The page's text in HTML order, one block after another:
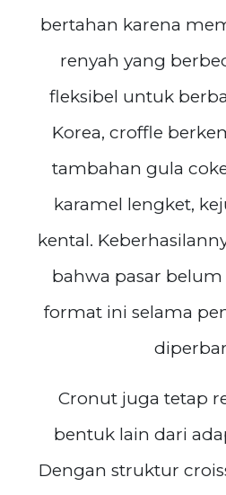
bertahan karena
renyah yang
fleksibel untuk
Korea, croffle
tambahan gula
karamel lengket,
kental.
bahwa pasar
format ini selama
Cronut juga tetap
bentuk lain dari
Dengan struktur